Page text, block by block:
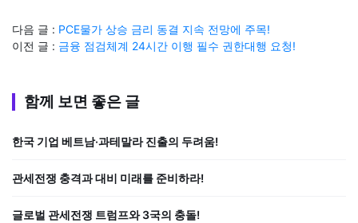
다음 글 : PCE물가 상승 금리 동결 지속 전망에 주목!
이전 글 : 금융 점검체계 24시간 이행 필수 권한대행 요청!
함께 보면 좋은 글
한국 기업 베트남·과테말라 진출의 두려움!
관세전쟁 충격과 대비 미래를 준비하라!
글로벌 관세전쟁 트럼프와 3국의 충돌!